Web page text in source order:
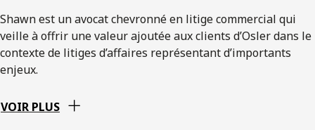
Shawn est un avocat chevronné en litige commercial qui
veille à offrir une valeur ajoutée aux clients d’Osler dans le
contexte de litiges d’affaires représentant d’importants
enjeux.
VOIR PLUS